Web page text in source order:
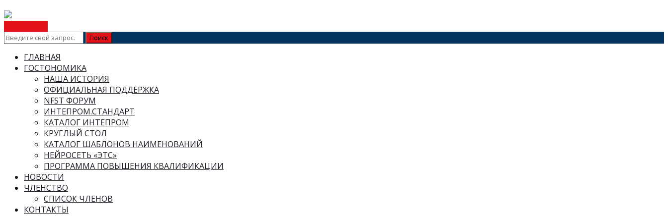
ГЛАВНАЯ
ГОСТОНОМИКА
НАША ИСТОРИЯ
ОФИЦИАЛЬНАЯ ПОДДЕРЖКА
NFST ФОРУМ
ИНТЕПРОМ.СТАНДАРТ
КАТАЛОГ ИНТЕПРОМ
КРУГЛЫЙ СТОЛ
КАТАЛОГ ШАБЛОНОВ НАИМЕНОВАНИЙ
НЕЙРОСЕТЬ «ЭТС»
ПРОГРАММА ПОВЫШЕНИЯ КВАЛИФИКАЦИИ
НОВОСТИ
ЧЛЕНСТВО
СПИСОК ЧЛЕНОВ
КОНТАКТЫ